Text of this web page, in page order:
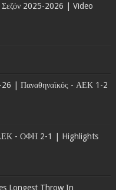
2025-2026 | Video
26 | Παναθηναϊκός - ΑΕΚ 1-2
ΑΕΚ - ΟΦΗ 2-1 | Highlights
Longest Throw In